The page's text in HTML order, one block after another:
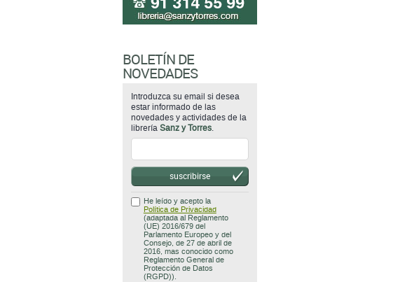
BOLETÍN DE
NOVEDADES
Introduzca su email si desea
estar informado de las
novedades y actividades de la
librería Sanz y Torres.
suscribirse
He leído y acepto la
Política de Privacidad
(adaptada al Reglamento
(UE) 2016/679 del
Parlamento Europeo y del
Consejo, de 27 de abril de
2016, mas conocido como
Reglamento General de
Protección de Datos
(RGPD)).